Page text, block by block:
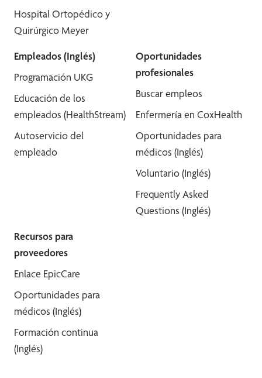
Hospital Ortopédico y
Quirúrgico Meyer
Empleados (Inglés)
Programación UKG
Educación de los
empleados (HealthStream)
Autoservicio del
empleado
Oportunidades
profesionales
Buscar empleos
Enfermería en CoxHealth
Oportunidades para
médicos (Inglés)
Voluntario (Inglés)
Frequently Asked
Questions (Inglés)
Recursos para
proveedores
Enlace EpicCare
Oportunidades para
médicos (Inglés)
Formación continua
(Inglés)